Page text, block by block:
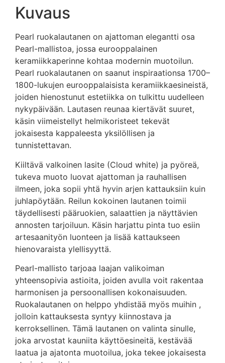
Kuvaus
Pearl ruokalautanen on ajattoman elegantti osa
Pearl-mallistoa, jossa eurooppalainen
keramiikkaperinne kohtaa modernin muotoilun.
Pearl ruokalautanen on saanut inspiraationsa 1700–
1800-lukujen eurooppalaisista keramiikkaesineistä,
joiden hienostunut estetiikka on tulkittu uudelleen
nykypäivään. Lautasen reunaa kiertävät suuret,
käsin viimeistellyt helmikoristeet tekevät
jokaisesta kappaleesta yksilöllisen ja
tunnistettavan.
Kiiltävä valkoinen lasite (Cloud white) ja pyöreä,
tukeva muoto luovat ajattoman ja rauhallisen
ilmeen, joka sopii yhtä hyvin arjen kattauksiin kuin
juhlapöytään. Reilun kokoinen lautanen toimii
täydellisesti pääruokien, salaattien ja näyttävien
annosten tarjoiluun. Käsin harjattu pinta tuo esiin
artesaanityön luonteen ja lisää kattaukseen
hienovaraista ylellisyyttä.
Pearl-mallisto tarjoaa laajan valikoiman
yhteensopivia astioita, joiden avulla voit rakentaa
harmonisen ja persoonallisen kokonaisuuden.
Ruokalautanen on helppo yhdistää myös muihin ,
jolloin kattauksesta syntyy kiinnostava ja
kerroksellinen. Tämä lautanen on valinta sinulle,
joka arvostat kauniita käyttöesineitä, kestävää
laatua ja ajatonta muotoilua, joka tekee jokaisesta